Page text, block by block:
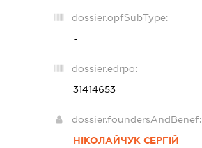
dossier.opfSubType:
-
dossier.edrpo:
31414653
dossier.foundersAndBenef:
НІКОЛАЙЧУК СЕРГІЙ